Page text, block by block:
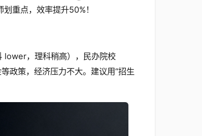
重点，效率提升50%！
，理科稍高），民办院校
政策，经济压力不大。建议用“招生